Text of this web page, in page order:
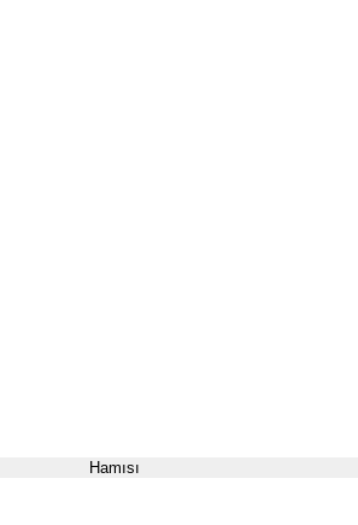
Hamısı